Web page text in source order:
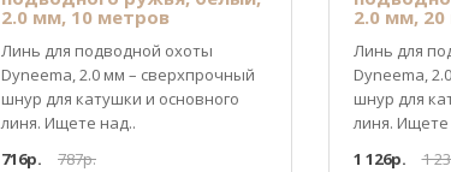
2.0 мм, 10 метров
Линь для подводной охоты
Dyneema, 2.0 мм – сверхпрочный
шнур для катушки и основного
линя. Ищете над..
716р.
787р.
2.0 мм,
Линь для
Dyneema,
шнур для
линя. Ищете
1 126р.
1